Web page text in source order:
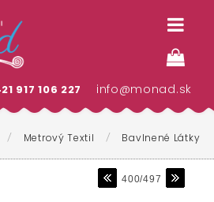
917 106 227 info@monad.sk
/ Metrový Textil / Bavlnené Látky
400/497